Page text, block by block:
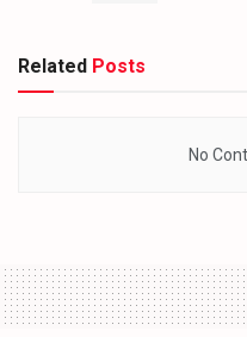
Related Posts
No